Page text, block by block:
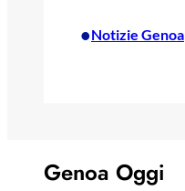
•Notizie Genoa
Genoa Oggi